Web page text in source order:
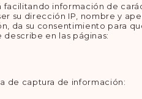
facilitando información de
su dirección IP, nombre y
da su consentimiento para
describe en las páginas:
de captura de información: